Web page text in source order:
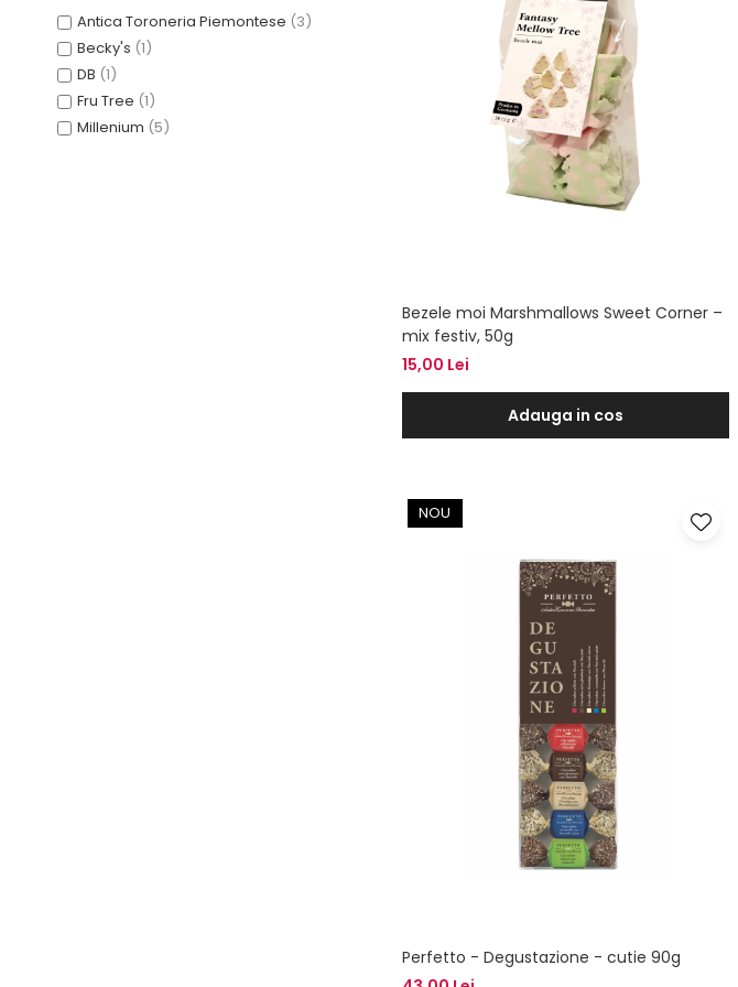
Antica Toroneria Piemontese (3)
Becky's (1)
DB (1)
Fru Tree (1)
Millenium (5)
Bezele moi Marshmallows Sweet Corner –
mix festiv, 50g
15,00 Lei
Adauga in cos
NOU
Perfetto - Degustazione - cutie 90g